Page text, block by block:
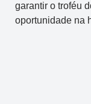
garantir o troféu
oportunidade na